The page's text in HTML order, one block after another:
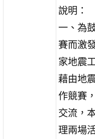
說明：
一、為
賽而激
家地震
藉由地
作競賽
交流，
理兩場